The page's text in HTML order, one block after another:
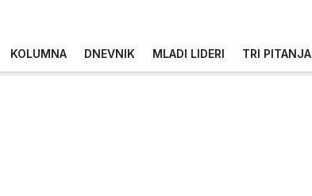
KOLUMNA DNEVNIK MLADI LIDERI TRI PITANJA